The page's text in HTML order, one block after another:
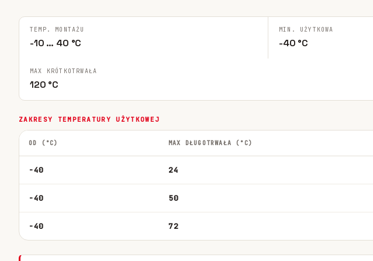
TEMP. MONTAŻU
-10 … 40 °C
MIN. UŻYTKOWA
-40 °C
MAX KRÓTKOTRWAŁA
120 °C
ZAKRESY TEMPERATURY UŻYTKOWEJ
OD (°C) MAX DŁUGOTRWAŁA (°C)
-40 24
-40 50
-40 72